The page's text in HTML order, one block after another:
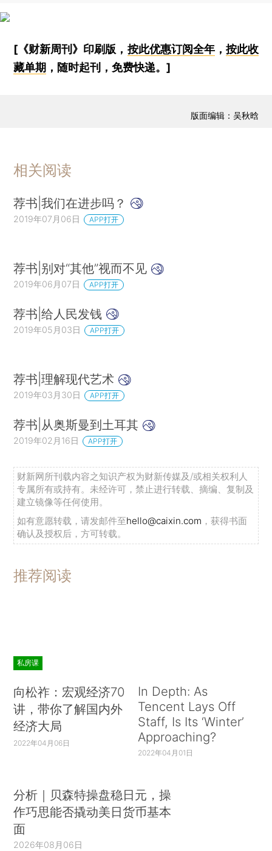
[《财新周刊》印刷版， 按此优惠订阅全年， 按此收
藏单期 ，随时起刊，免费快递。]
版面编辑：吴秋晗
相关阅读
荐书|我们在进步吗？
2019年07月06日 APP打开
荐书|别对“其他”视而不见
2019年06月07日 APP打开
荐书|给人民发钱
2019年05月03日 APP打开
荐书|理解现代艺术
2019年03月30日 APP打开
荐书|从奥斯曼到土耳其
2019年02月16日 APP打开
财新网所刊载内容之知识产权为财新传媒及/或相关权利人
专属所有或持有。未经许可，禁止进行转载、摘编、复制及
建立镜像等任何使用。
如有意愿转载，请发邮件至hello@caixin.com ，获得书面
确认及授权后，方可转载。
推荐阅读
私房课
向松祚：宏观经济70
讲，带你了解国内外
经济大局
2022年04月06日
In Depth: As
Tencent Lays Off
Staff, Is Its ‘Winter’
Approaching?
2022年04月01日
分析｜贝森特操盘稳日元，操
作巧思能否撬动美日货币基本
面
2026年08月06日